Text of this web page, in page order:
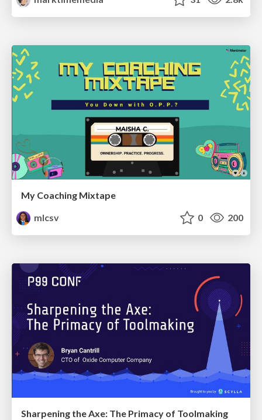
My Coaching Mixtape
mlcsv
0 200
Sharpening the Axe: The Primacy of Toolmaking